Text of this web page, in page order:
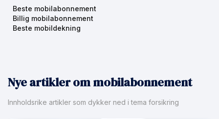
Beste mobilabonnement
Billig mobilabonnement
Beste mobildekning
Nye artikler om mobilabonnement
Innholdsrike artikler som dykker ned i tema forsikring